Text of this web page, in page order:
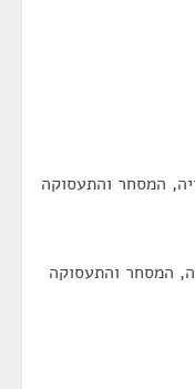
המסחר והתעסוקה
המסחר והתעסוקה